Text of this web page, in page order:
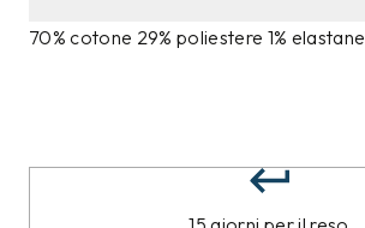
70% cotone 29% poliestere 1% elastane